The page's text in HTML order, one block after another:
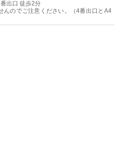
出口 徒歩2分
んのでご注意ください。（4番出口とA4